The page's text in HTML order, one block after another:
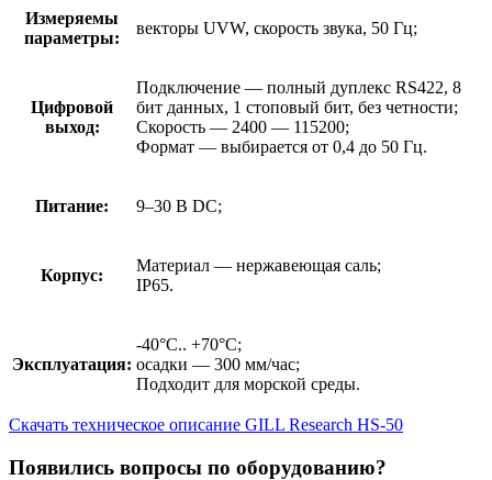
Измеряемы
параметры:
векторы UVW, скорость звука, 50 Гц;
Цифровой
выход:
Подключение — полный дуплекс RS422, 8
бит данных, 1 стоповый бит, без четности;
Скорость — 2400 — 115200;
Формат — выбирается от 0,4 до 50 Гц.
Питание: 9–30 В DC;
Корпус:
Материал — нержавеющая саль;
IP65.
Эксплуатация:
-40°C.. +70°C;
осадки — 300 мм/час;
Подходит для морской среды.
Скачать техническое описание GILL Research HS-50
Появились вопросы по оборудованию?